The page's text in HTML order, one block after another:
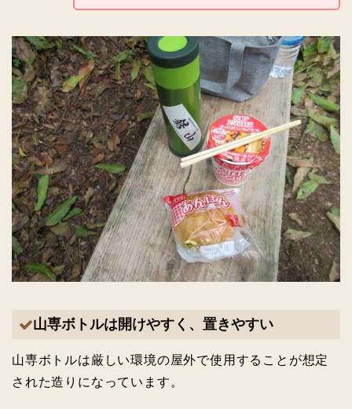
山専ボトルは開けやすく、置きやすい
山専ボトルは厳しい環境の屋外で使用することが想定
された造りになっています。